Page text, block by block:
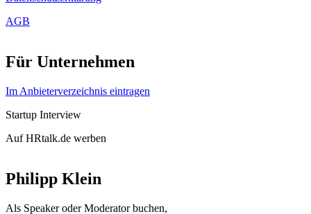
AGB
Für Unternehmen
Im Anbieterverzeichnis eintragen
Startup Interview
Auf HRtalk.de werben
Philipp Klein
Als Speaker oder Moderator buchen,